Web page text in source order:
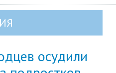
осудили